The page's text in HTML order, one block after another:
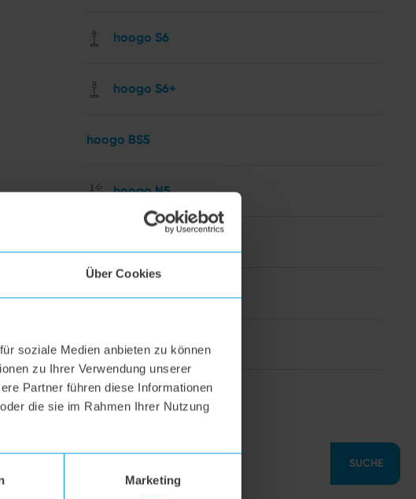
Über Cookies
soziale Medien anbieten zu können
zu Ihrer Verwendung unserer
Partner führen diese Informationen
die sie im Rahmen Ihrer Nutzung
Marketing
hoogo S6
hoogo S6+
hoogo BS5
hoogo N5
hoogo H5
hoogo S7
SUCHE